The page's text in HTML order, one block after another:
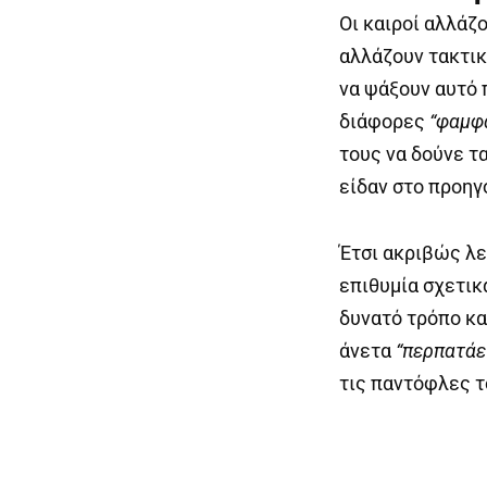
Οι καιροί
αλλάζουν
να ψάξουν αυτό
διάφορες
τους να δούνε
είδαν στο
Έτσι ακριβώς
επιθυμία
δυνατό τρόπο
άνετα
τις παντόφλες